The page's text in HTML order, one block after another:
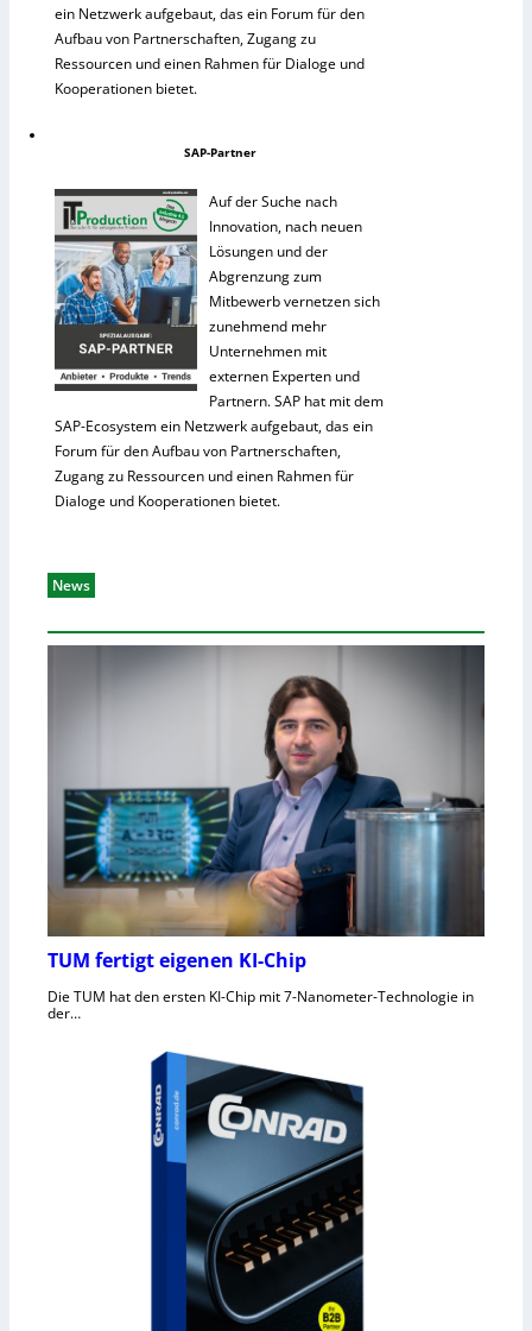
ein Netzwerk aufgebaut, das ein Forum für den
Aufbau von Partnerschaften, Zugang zu
Ressourcen und einen Rahmen für Dialoge und
Kooperationen bietet.
SAP-Partner
Auf der Suche nach
Innovation, nach neuen
Lösungen und der
Abgrenzung zum
Mitbewerb vernetzen sich
zunehmend mehr
Unternehmen mit
externen Experten und
Partnern. SAP hat mit dem
SAP-Ecosystem ein Netzwerk aufgebaut, das ein
Forum für den Aufbau von Partnerschaften,
Zugang zu Ressourcen und einen Rahmen für
Dialoge und Kooperationen bietet.
News
TUM fertigt eigenen KI-Chip
Die TUM hat den ersten KI-Chip mit 7-Nanometer-Technologie in
der…